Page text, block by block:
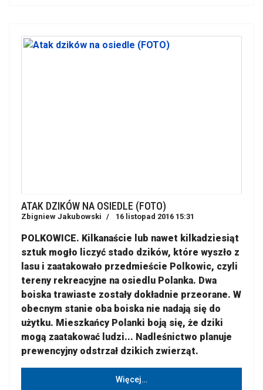
ATAK DZIKÓW NA OSIEDLE (FOTO)
Zbigniew Jakubowski 16 listopad 2016 15:31
POLKOWICE. Kilkanaście lub nawet kilkadziesiąt
sztuk mogło liczyć stado dzików, które wyszło z
lasu i zaatakowało przedmieście Polkowic, czyli
tereny rekreacyjne na osiedlu Polanka. Dwa
boiska trawiaste zostały dokładnie przeorane. W
obecnym stanie oba boiska nie nadają się do
użytku. Mieszkańcy Polanki boją się, że dziki
mogą zaatakować ludzi... Nadleśnictwo planuje
prewencyjny odstrzał dzikich zwierząt.
Więcej…